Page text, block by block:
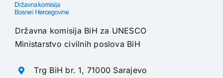
Državna komisija BiH za UNESCO
Ministarstvo civilnih poslova BiH
Trg BiH br. 1, 71000 Sarajevo